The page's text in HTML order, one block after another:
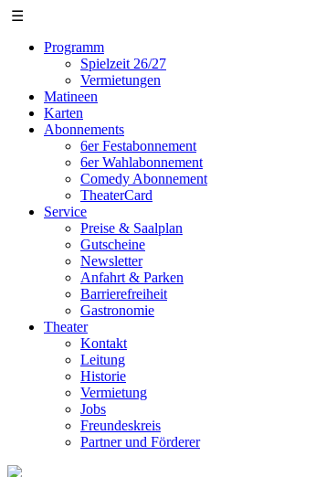
☰
Programm
Spielzeit 26/27
Vermietungen
Matineen
Karten
Abonnements
6er Festabonnement
6er Wahlabonnement
Comedy Abonnement
TheaterCard
Service
Preise & Saalplan
Gutscheine
Newsletter
Anfahrt & Parken
Barrierefreiheit
Gastronomie
Theater
Kontakt
Leitung
Historie
Vermietung
Jobs
Freundeskreis
Partner und Förderer